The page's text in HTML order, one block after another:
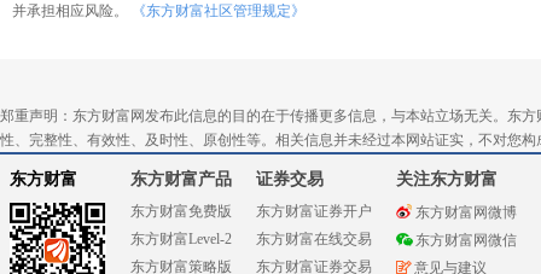
并承担相应风险。
《东方财富社区管理规定》
郑重声明：东方财富网发布此信息的目的在于传播更多信息，与本站立场无关。东
性、完整性、有效性、及时性、原创性等。相关信息并未经过本网站证实，不对您
东方财富 东方财富产品
东方财富免费版
东方财富Level-2
东方财富策略版
证券交易
东方财富证券开户
东方财富在线交易
东方财富证券交易
关注东方财富
东方财富网微博
东方财富网微信
意见与建议